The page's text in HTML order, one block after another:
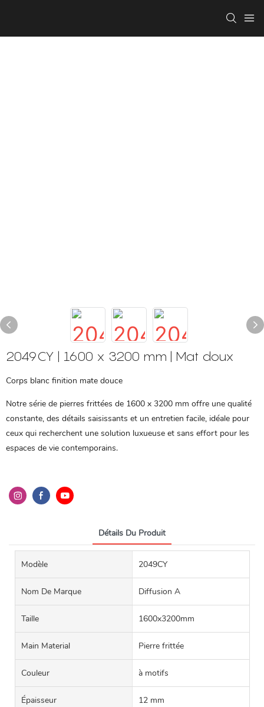
2049CY | 1600 x 3200 mm | Mat doux
Corps blanc finition mate douce
Notre série de pierres frittées de 1600 x 3200 mm offre une qualité
constante, des détails saisissants et un entretien facile, idéale pour
ceux qui recherchent une solution luxueuse et sans effort pour les
espaces de vie contemporains.
Détails Du Produit
Modèle 2049CY
Nom De Marque Diffusion A
Taille 1600x3200mm
Main Material Pierre frittée
Couleur à motifs
Épaisseur 12 mm